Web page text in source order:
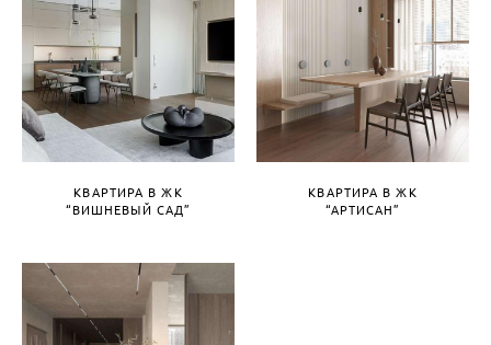
КВАРТИРА В ЖК
“ВИШНЕВЫЙ САД”
КВАРТИРА В ЖК
“АРТИСАН”